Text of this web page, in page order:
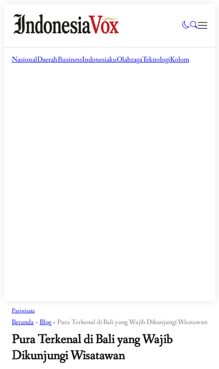
NasionalDaerahBusinessIndonesiakuOlahragaTeknologiKolom
Pariwisata
Beranda » Blog » Pura Terkenal di Bali yang Wajib Dikunjungi Wisatawan
Pura Terkenal di Bali yang Wajib
Dikunjungi Wisatawan